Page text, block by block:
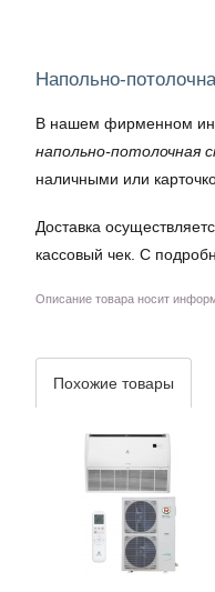
Напольно-
В нашем фирменном
напольно-потолочная
наличными или
Доставка
кассовый чек. С
Описание товара носит
Похожие товары